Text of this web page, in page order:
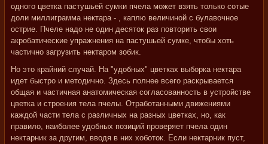
одного цветка пастушьей сумки пчела может взять только сотые
доли миллиграмма нектара - , каплю величиной с булавочное
острие. Пчеле надо не один десяток раз повторить свои
акробатические упражнения на пастушьей сумке, чтобы хоть
частично загрузить нектаром зобик.
Но это крайний случай. На "удобных" цветках выборка нектара
идет быстро и методично. Здесь полнее всего раскрывается
общая и частичная анатомическая согласованность в устройстве
цветка и строения тела пчелы. Отработанными движениями
каждой части тела с различных на разных цветках, но, как
правило, наиболее удобных позиций проверяет пчела один
нектарник за другим, вводя в них хоботок. Если нектарник пуст,